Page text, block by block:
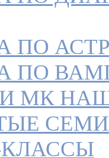
ПО
ПО